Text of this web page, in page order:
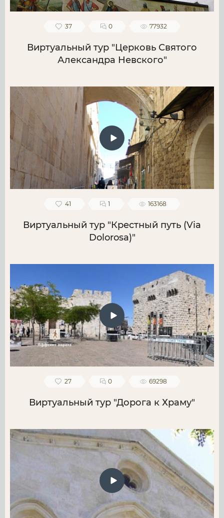
37 0 77932
Виртуальный тур "Церковь Святого
Александра Невского"
41 1 163168
Виртуальный тур "Крестный путь (Via
Dolorosa)"
27 0 69298
Виртуальный тур "Дорога к Храму"